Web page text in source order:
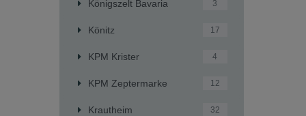
Königszelt Bavaria 3
Könitz 17
KPM Krister 4
KPM Zeptermarke 12
Krautheim 32